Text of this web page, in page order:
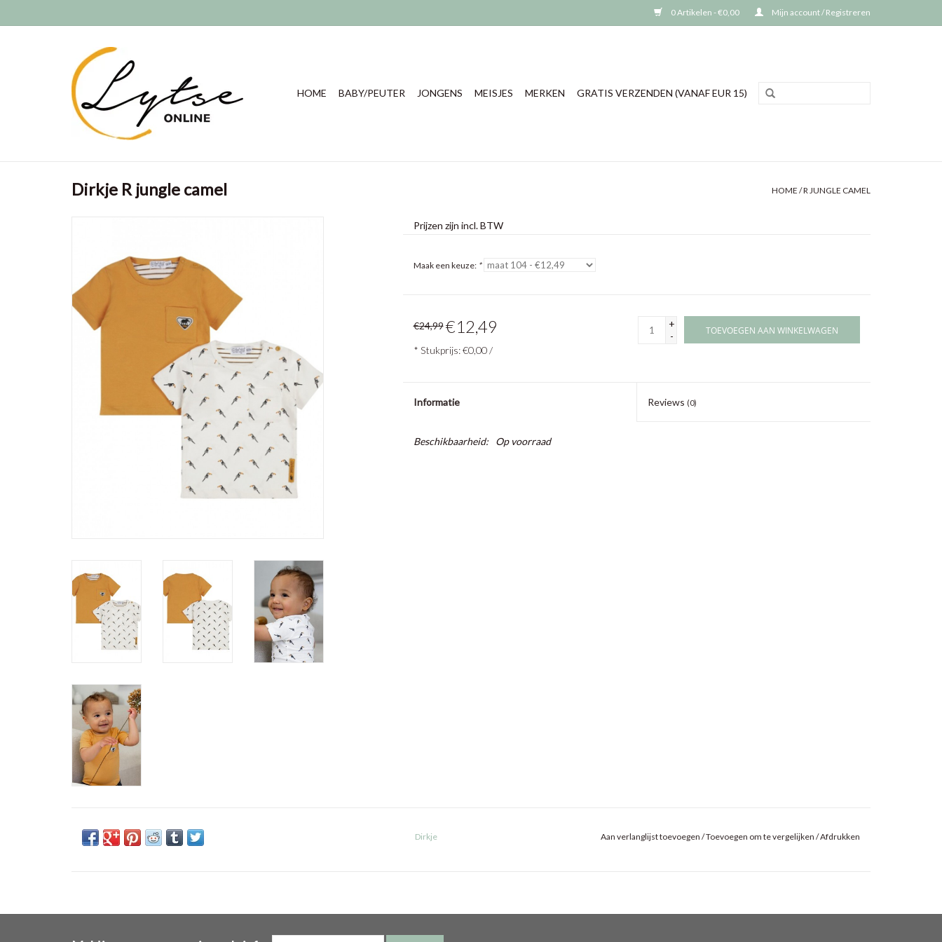
0 Artikelen - €0,00 Mijn account / Registreren
HOME BABY/PEUTER JONGENS MEISJES MERKEN GRATIS VERZENDEN (VANAF EUR 15)
Dirkje R jungle camel HOME /R JUNGLE CAMEL
Prijzen zijn incl. BTW
Maak een keuze: *
€24,99 €12,49
* Stukprijs: €0,00 /
+
-
TOEVOEGEN AAN WINKELWAGEN
Informatie Reviews (0)
Beschikbaarheid: Op voorraad
Dirkje Aan verlanglijst toevoegen /Toevoegen om te vergelijken /Afdrukken